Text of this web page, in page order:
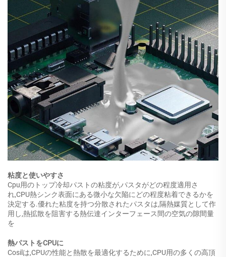
粘度と使いやすさ
Cpu用のトップ冷却パストの粘度が,パスタがどの程度適用さ
れ,CPU熱シンク表面にある微小な欠陥にどの程度粘着できるかを
決定する.優れた粘度を持つ分散されたパスタは,隔熱媒質として作
用し,熱拡散を阻害する熱伝達インターフェース間の空気の隙間量
を
熱パストをCPUに
Cosilは,CPUの性能と熱散を最適化するために,CPU用の多くの高頂